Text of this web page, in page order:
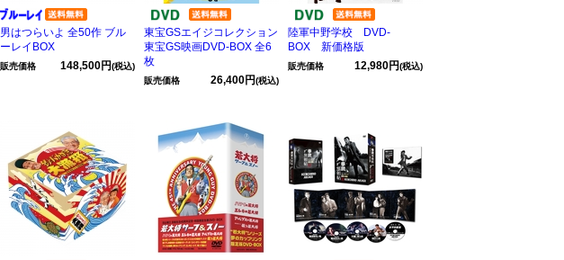
男はつらいよ 全50作 ブル
ーレイBOX
販売価格 148,500円(税込)
東宝GSエイジコレクション
東宝GS映画DVD-BOX 全6
枚
販売価格 26,400円(税込)
陸軍中野学校 DVD-
BOX 新価格版
販売価格 12,980円(税込)